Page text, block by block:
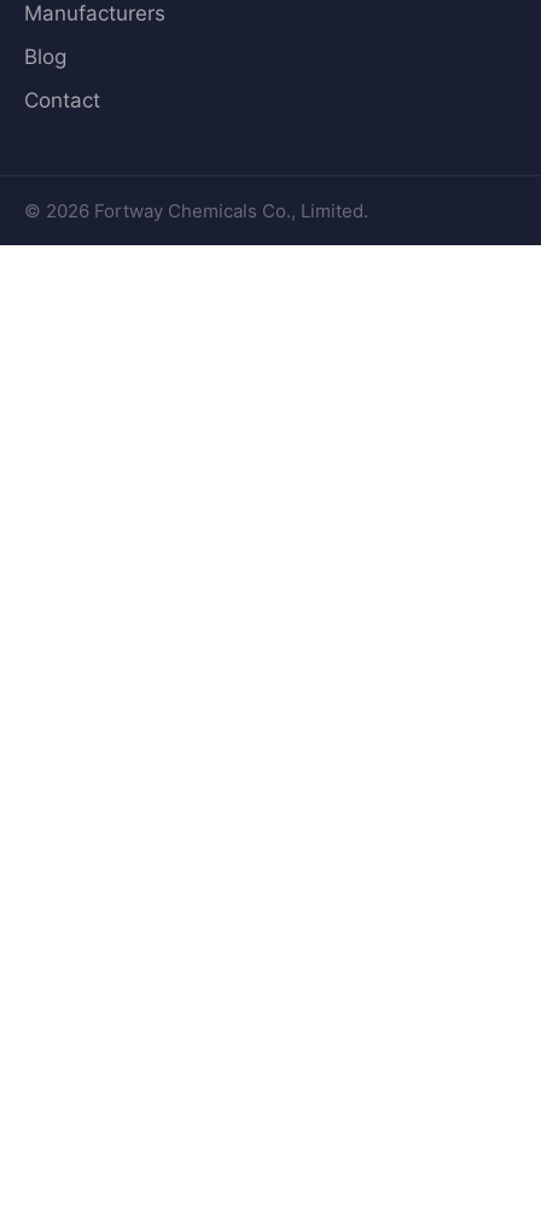
Manufacturers
Blog
Contact
© 2026 Fortway Chemicals Co., Limited.